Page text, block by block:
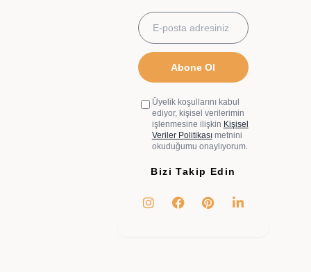
Abone Ol
Üyelik koşullarını kabul
ediyor, kişisel verilerimin
işlenmesine ilişkin Kişisel
Veriler Politikasımetnini
okuduğumu onaylıyorum.
Bizi Takip Edin